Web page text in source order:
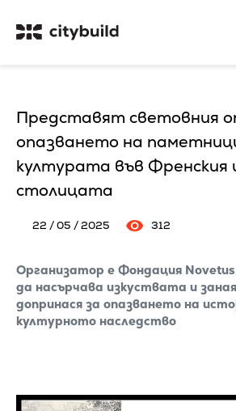
Представят световния
опазването на
културата във
столицата
22 / 05 / 2025 312
Организатор е Фондация
да насърчава изкуствата и
допринася за опазването на
културното наследство